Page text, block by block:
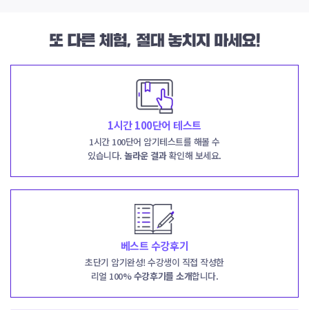
1시간 100단어 테스트
1시간 100단어 암기테스트를 해볼 수
있습니다.놀라운 결과확인해 보세요.
베스트 수강후기
초단기 암기완성! 수강생이 직접 작성한
리얼 100%수강후기를 소개합니다.